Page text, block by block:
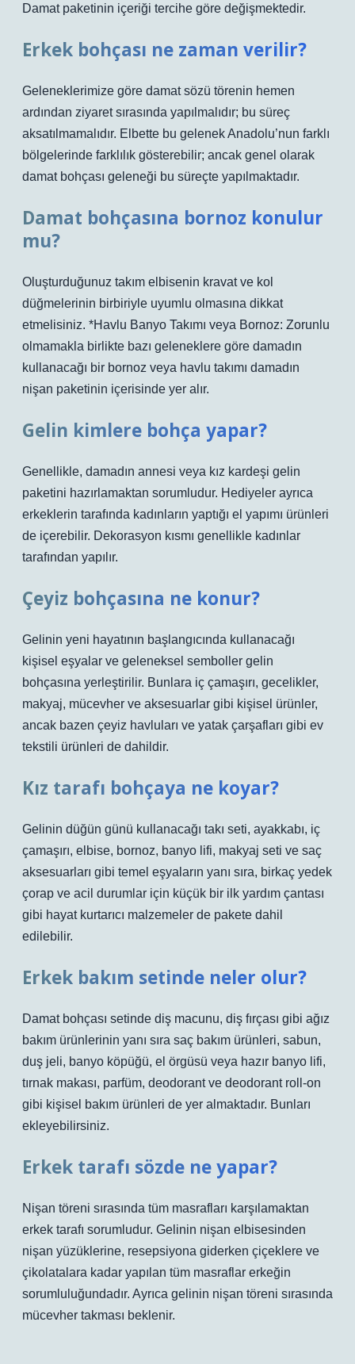
Damat paketinin içeriği tercihe göre değişmektedir.
Erkek bohçası ne zaman verilir?
Geleneklerimize göre damat sözü törenin hemen
ardından ziyaret sırasında yapılmalıdır; bu süreç
aksatılmamalıdır. Elbette bu gelenek Anadolu’nun farklı
bölgelerinde farklılık gösterebilir; ancak genel olarak
damat bohçası geleneği bu süreçte yapılmaktadır.
Damat bohçasına bornoz konulur
mu?
Oluşturduğunuz takım elbisenin kravat ve kol
düğmelerinin birbiriyle uyumlu olmasına dikkat
etmelisiniz. *Havlu Banyo Takımı veya Bornoz: Zorunlu
olmamakla birlikte bazı geleneklere göre damadın
kullanacağı bir bornoz veya havlu takımı damadın
nişan paketinin içerisinde yer alır.
Gelin kimlere bohça yapar?
Genellikle, damadın annesi veya kız kardeşi gelin
paketini hazırlamaktan sorumludur. Hediyeler ayrıca
erkeklerin tarafında kadınların yaptığı el yapımı ürünleri
de içerebilir. Dekorasyon kısmı genellikle kadınlar
tarafından yapılır.
Çeyiz bohçasına ne konur?
Gelinin yeni hayatının başlangıcında kullanacağı
kişisel eşyalar ve geleneksel semboller gelin
bohçasına yerleştirilir. Bunlara iç çamaşırı, gecelikler,
makyaj, mücevher ve aksesuarlar gibi kişisel ürünler,
ancak bazen çeyiz havluları ve yatak çarşafları gibi ev
tekstili ürünleri de dahildir.
Kız tarafı bohçaya ne koyar?
Gelinin düğün günü kullanacağı takı seti, ayakkabı, iç
çamaşırı, elbise, bornoz, banyo lifi, makyaj seti ve saç
aksesuarları gibi temel eşyaların yanı sıra, birkaç yedek
çorap ve acil durumlar için küçük bir ilk yardım çantası
gibi hayat kurtarıcı malzemeler de pakete dahil
edilebilir.
Erkek bakım setinde neler olur?
Damat bohçası setinde diş macunu, diş fırçası gibi ağız
bakım ürünlerinin yanı sıra saç bakım ürünleri, sabun,
duş jeli, banyo köpüğü, el örgüsü veya hazır banyo lifi,
tırnak makası, parfüm, deodorant ve deodorant roll-on
gibi kişisel bakım ürünleri de yer almaktadır. Bunları
ekleyebilirsiniz.
Erkek tarafı sözde ne yapar?
Nişan töreni sırasında tüm masrafları karşılamaktan
erkek tarafı sorumludur. Gelinin nişan elbisesinden
nişan yüzüklerine, resepsiyona giderken çiçeklere ve
çikolatalara kadar yapılan tüm masraflar erkeğin
sorumluluğundadır. Ayrıca gelinin nişan töreni sırasında
mücevher takması beklenir.